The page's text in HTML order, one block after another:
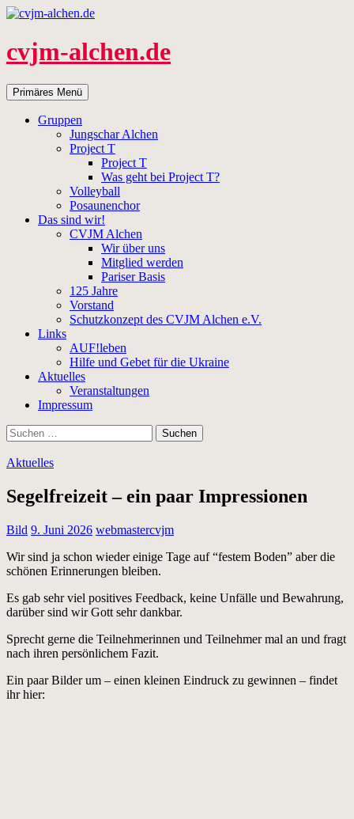
Zum
springen
cvjm-alchen.de
Suchen
Primäres Menü
Gruppen
Jungschar Alchen
Project T
Project T
Was geht bei Project T?
Volleyball
Posaunenchor
Das sind wir!
CVJM Alchen
Wir über uns
Mitglied werden
Pariser Basis
125 Jahre
Vorstand
Schutzkonzept des CVJM Alchen e.V.
Links
AUF!leben
Hilfe und Gebet für die Ukraine
Aktuelles
Veranstaltungen
Impressum
Suchen
nach:
Aktuelles
Segelfreizeit – ein paar Impressionen
Bild 9. Juni 2026 webmastercvjm
Wir sind ja schon wieder einige Tage auf “festem Boden” aber die
schönen Erinnerungen bleiben.
Es gab sehr viel positives Feedback, keine Unfälle und Bewahrung,
darüber sind wir Gott sehr dankbar.
Sprecht gerne die Teilnehmerinnen und Teilnehmer mal an und fragt
nach ihren persönlichem Fazit.
Ein paar Bilder um – einen kleinen Eindruck zu gewinnen – findet
ihr hier: